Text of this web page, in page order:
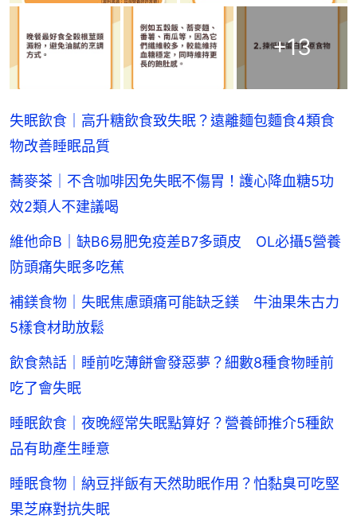
+13
失眠飲食｜高升糖飲食致失眠？遠離麵包麵食4類食
物改善睡眠品質
蕎麥茶｜不含咖啡因免失眠不傷胃！護心降血糖5功
效2類人不建議喝
維他命B｜缺B6易肥免疫差B7多頭皮 OL必攝5營養
防頭痛失眠多吃蕉
補鎂食物｜失眠焦慮頭痛可能缺乏鎂 牛油果朱古力
5樣食材助放鬆
飲食熱話｜睡前吃薄餅會發惡夢？細數8種食物睡前
吃了會失眠
睡眠飲食｜夜晚經常失眠點算好？營養師推介5種飲
品有助產生睡意
睡眠食物｜納豆拌飯有天然助眠作用？怕黏臭可吃堅
果芝麻對抗失眠